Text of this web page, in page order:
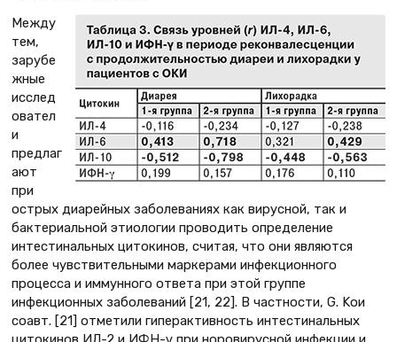
Между
тем,
зарубе
жные
исслед
овател
и
предлаг
ают
при
острых диарейных заболеваниях как вирусной, так и
бактериальной этиологии проводить определение
интестинальных цитокинов, считая, что они являются
более чувствительными маркерами инфекционного
процесса и иммунного ответа при этой группе
инфекционных заболеваний [21, 22]. В частности, G. Koи
соавт. [21] отметили гипер­активность интестинальных